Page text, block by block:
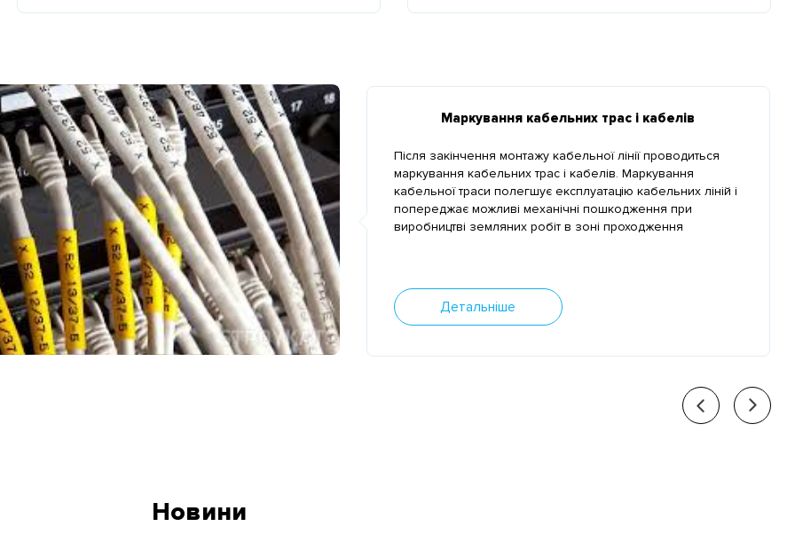
Маркування кабельних трас і кабелів
Після закінчення монтажу кабельної лінії проводиться
маркування кабельних трас і кабелів. Маркування
кабельної траси полегшує експлуатацію кабельних ліній і
попереджає можливі механічні пошкодження при
виробництві земляних робіт в зоні проходження
Детальніше
Новини